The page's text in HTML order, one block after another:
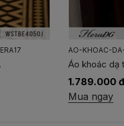
AO-MANG-TO-
Áo măng tô
1.789.000 đ
Mua ngay